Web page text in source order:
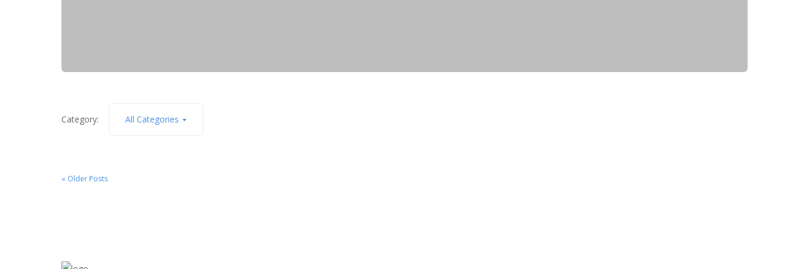
Category: All Categories
« Older Posts